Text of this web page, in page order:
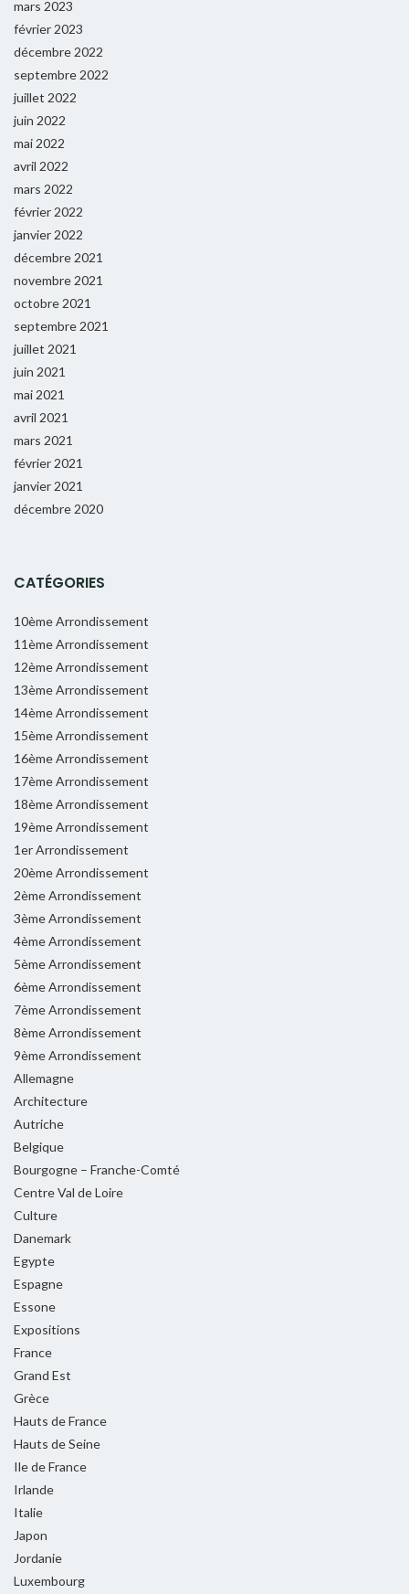
mars 2023
février 2023
décembre 2022
septembre 2022
juillet 2022
juin 2022
mai 2022
avril 2022
mars 2022
février 2022
janvier 2022
décembre 2021
novembre 2021
octobre 2021
septembre 2021
juillet 2021
juin 2021
mai 2021
avril 2021
mars 2021
février 2021
janvier 2021
décembre 2020
CATÉGORIES
10ème Arrondissement
11ème Arrondissement
12ème Arrondissement
13ème Arrondissement
14ème Arrondissement
15ème Arrondissement
16ème Arrondissement
17ème Arrondissement
18ème Arrondissement
19ème Arrondissement
1er Arrondissement
20ème Arrondissement
2ème Arrondissement
3ème Arrondissement
4ème Arrondissement
5ème Arrondissement
6ème Arrondissement
7ème Arrondissement
8ème Arrondissement
9ème Arrondissement
Allemagne
Architecture
Autriche
Belgique
Bourgogne – Franche-Comté
Centre Val de Loire
Culture
Danemark
Egypte
Espagne
Essone
Expositions
France
Grand Est
Grèce
Hauts de France
Hauts de Seine
Ile de France
Irlande
Italie
Japon
Jordanie
Luxembourg